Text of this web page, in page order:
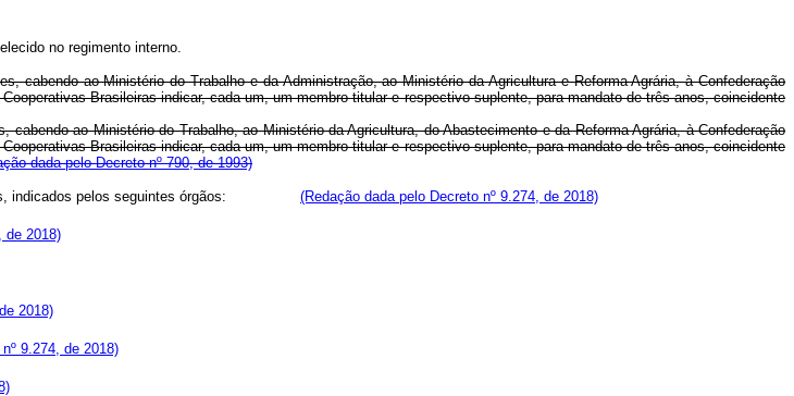
no regimento interno.
cabendo ao Ministério do Trabalho e da Administração, ao Ministério da Agricultura e Reforma Agrária, à Confederação
Brasileiras indicar, cada um, um membro titular e respectivo suplente, para mandato de três anos, coincidente
ao Ministério do Trabalho, ao Ministério da Agricultura, do Abastecimento e da Reforma Agrária, à Confederação
Brasileiras indicar, cada um, um membro titular e respectivo suplente, para mandato de três anos, coincidente
dada pelo Decreto nº 790, de 1993)
indicados pelos seguintes órgãos: (Redação dada pelo Decreto nº 9.274, de 2018)
de 2018)
2018)
9.274, de 2018)